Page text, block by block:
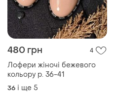
480 грн 4
Лофери жіночі бежевого
кольору р. 36-41
36 і ще 5